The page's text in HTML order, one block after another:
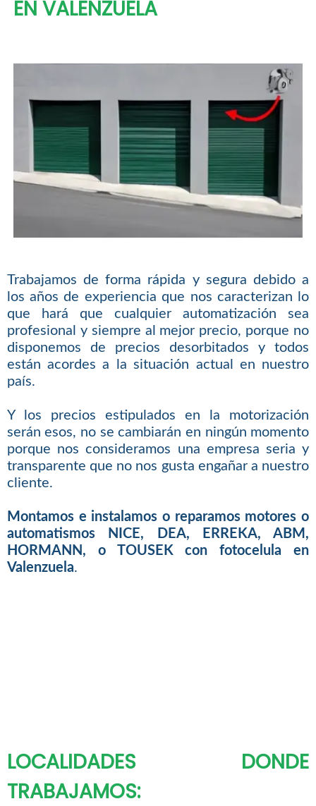
EN VALENZUELA
Trabajamos de forma rápida y segura debido a
los años de experiencia que nos caracterizan lo
que hará que cualquier automatización sea
profesional y siempre al mejor precio, porque no
disponemos de precios desorbitados y todos
están acordes a la situación actual en nuestro
país.
Y los precios estipulados en la motorización
serán esos, no se cambiarán en ningún momento
porque nos consideramos una empresa seria y
transparente que no nos gusta engañar a nuestro
cliente.
Montamos e instalamos o reparamos motores o
automatismos NICE, DEA, ERREKA, ABM,
HORMANN, o TOUSEK con fotocelula en
Valenzuela.
LOCALIDADES DONDE
TRABAJAMOS: